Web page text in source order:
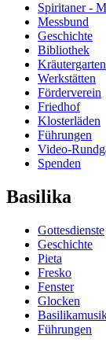
Spiritaner -
Messbund
Geschichte
Bibliothek
Kräutergarten
Werkstätten
Förderverein
Friedhof
Klosterläden
Führungen
Video-
Spenden
Basilika
Gottesdienste
Geschichte
Pieta
Fresko
Fenster
Glocken
Führungen